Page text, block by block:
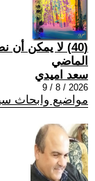
(40) لا يمكن
الماضي
سعد اميدي
2026 / 8 / 9
مواضيع وابحاث